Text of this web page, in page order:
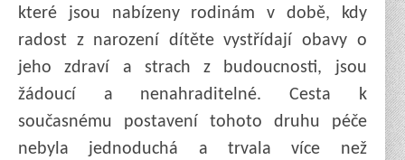
které jsou nabízeny rodinám v době, kdy
radost z narození dítěte vystřídají obavy o
jeho zdraví a strach z budoucnosti, jsou
žádoucí a nenahraditelné. Cesta k
současnému postavení tohoto druhu péče
nebyla jednoduchá a trvala více než